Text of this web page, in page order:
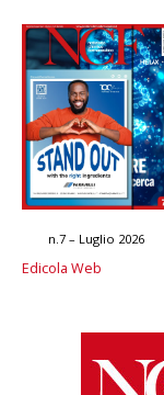
n.7 – Luglio 2026
Edicola Web